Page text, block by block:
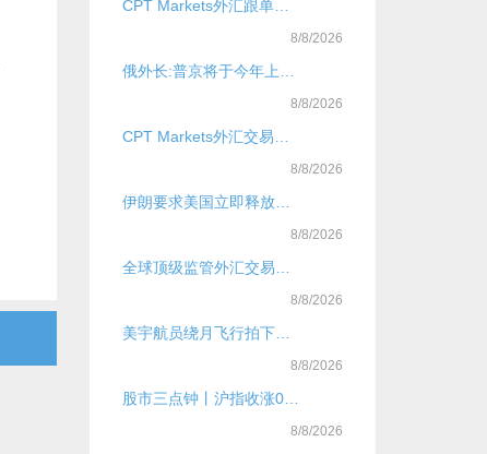
CPT Markets外汇跟单系统解析
8/8/2026
8/8/2026
8/8/2026
伊朗要求美国立即释放被扣押船只及人员
8/8/2026
8/8/2026
美宇航员绕月飞行拍下罕见“地落”：蓝色地球悄然躲进月球背后
8/8/2026
股市三点钟丨沪指收涨0.71%，重返4100点！A股近4000股飘红
8/8/2026